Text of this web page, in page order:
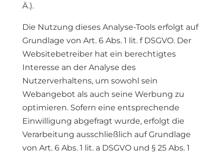
Ä.).
Die Nutzung dieses Analyse-Tools erfolgt auf
Grundlage von Art. 6 Abs. 1 lit. f DSGVO. Der
Websitebetreiber hat ein berechtigtes
Interesse an der Analyse des
Nutzerverhaltens, um sowohl sein
Webangebot als auch seine Werbung zu
optimieren. Sofern eine entsprechende
Einwilligung abgefragt wurde, erfolgt die
Verarbeitung ausschließlich auf Grundlage
von Art. 6 Abs. 1 lit. a DSGVO und § 25 Abs. 1